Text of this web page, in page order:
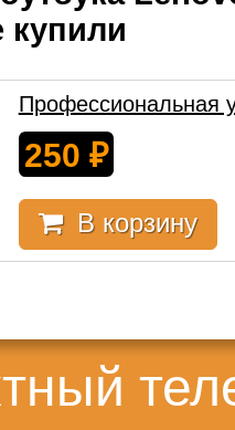
купили
Профессиональная
250 ₽
В корзину